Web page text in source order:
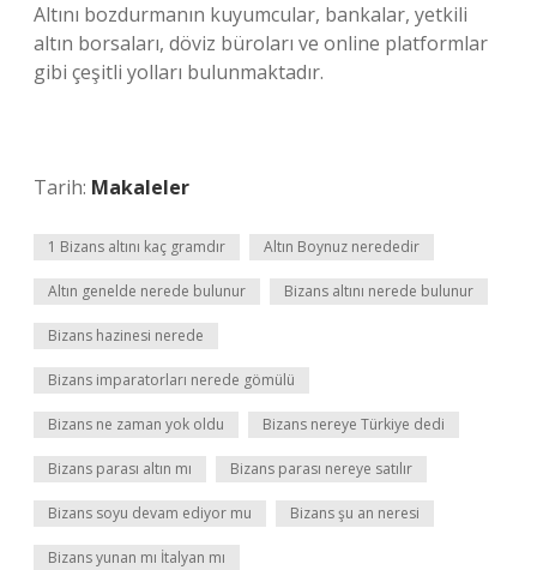
Altını bozdurmanın kuyumcular, bankalar, yetkili
altın borsaları, döviz büroları ve online platformlar
gibi çeşitli yolları bulunmaktadır.
Tarih: Makaleler
1 Bizans altını kaç gramdır Altın Boynuz nerededir
Altın genelde nerede bulunur Bizans altını nerede bulunur
Bizans hazinesi nerede
Bizans imparatorları nerede gömülü
Bizans ne zaman yok oldu Bizans nereye Türkiye dedi
Bizans parası altın mı Bizans parası nereye satılır
Bizans soyu devam ediyor mu Bizans şu an neresi
Bizans yunan mı İtalyan mı